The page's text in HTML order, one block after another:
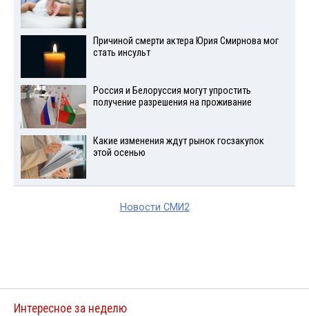
Причиной смерти актера Юрия Смирнова мог
стать инсульт
Россия и Белоруссия могут упростить
получение разрешения на проживание
Какие изменения ждут рынок госзакупок
этой осенью
Новости СМИ2
Интересное за неделю